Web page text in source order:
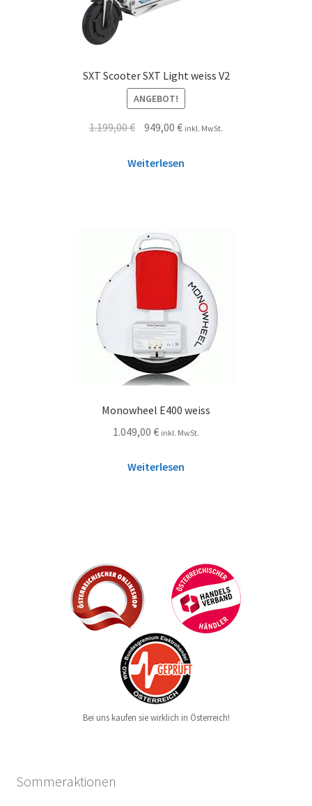
SXT Scooter SXT Light weiss V2
ANGEBOT!
1.199,00€ 949,00 € inkl. MwSt.
Weiterlesen
Monowheel E400 weiss
1.049,00 € inkl. MwSt.
Weiterlesen
Bei uns kaufen sie wirklich in Österreich!
Sommeraktionen